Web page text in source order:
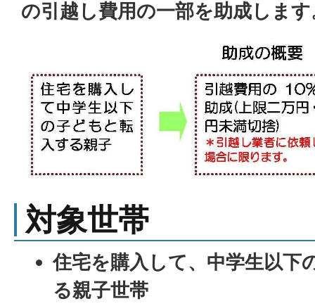
の引越し費用の一部を助成します
対象世帯
住宅を購入して、中学生以下
る親子世帯